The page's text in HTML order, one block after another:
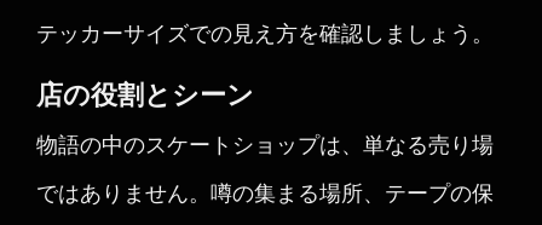
テッカーサイズでの見え方を確認しましょう。
店の役割とシーン
物語の中のスケートショップは、単なる売り場
ではありません。噂の集まる場所、テープの保